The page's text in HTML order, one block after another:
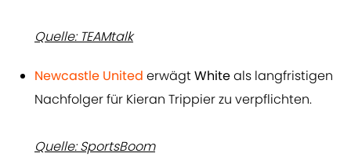
Quelle: TEAMtalk
Newcastle United erwägtWhiteals langfristigen
Nachfolger für Kieran Trippier zu verpflichten.
Quelle: SportsBoom